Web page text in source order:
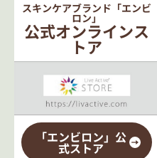
スキンケアブランド「エンビ
ロン」
公式オンラインス
トア
「エンビロン」公
式ストア